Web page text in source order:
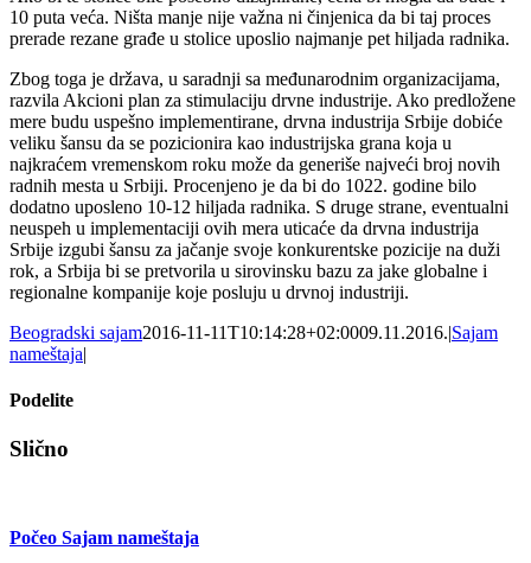
10 puta veća. Ništa manje nije važna ni činjenica da bi taj proces
prerade rezane građe u stolice uposlio najmanje pet hiljada radnika.
Zbog toga je država, u saradnji sa međunarodnim organizacijama,
razvila Akcioni plan za stimulaciju drvne industrije. Ako predložene
mere budu uspešno implementirane, drvna industrija Srbije dobiće
veliku šansu da se pozicionira kao industrijska grana koja u
najkraćem vremenskom roku može da generiše najveći broj novih
radnih mesta u Srbiji. Procenjeno je da bi do 1022. godine bilo
dodatno uposleno 10-12 hiljada radnika. S druge strane, eventualni
neuspeh u implementaciji ovih mera uticaće da drvna industrija
Srbije izgubi šansu za jačanje svoje konkurentske pozicije na duži
rok, a Srbija bi se pretvorila u sirovinsku bazu za jake globalne i
regionalne kompanije koje posluju u drvnoj industriji.
Beogradski sajam2016-11-11T10:14:28+02:0009.11.2016.|Sajam
nameštaja|
Podelite
Facebook
X
Tumblr
Pinterest
Email
Slično
Počeo Sajam nameštaja